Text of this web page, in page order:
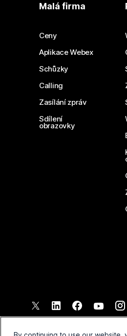
Malá firma
Ceny
Aplikace Webex
Schůzky
Calling
Zasílání zpráv
Sdílení
obrazovky